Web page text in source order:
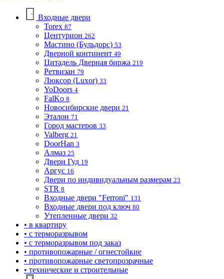
Входные двери
Torex 87
Центурион 262
Мастино (Бульдорс) 53
Дверной континент 49
Цитадель Дверная биржа 219
Ретвизан 79
Люксор (Luxor) 33
YoDoors 4
FalKo 8
Новосибирские двери 21
Эталон 71
Город мастеров 33
Valberg 21
DoorHan 3
Алмаз 25
Двери Гуд 19
Аргус 16
Двери по индивидуальным размерам 23
STR 8
Входные двери "Ferroni" 131
Входные двери под ключ 80
Утепленные двери 32
• в квартиру
• с терморазрывом
• с терморазрывом под заказ
• противопожарные / огнестойкие
• противопожарные светопрозрачные
• технические и строительные